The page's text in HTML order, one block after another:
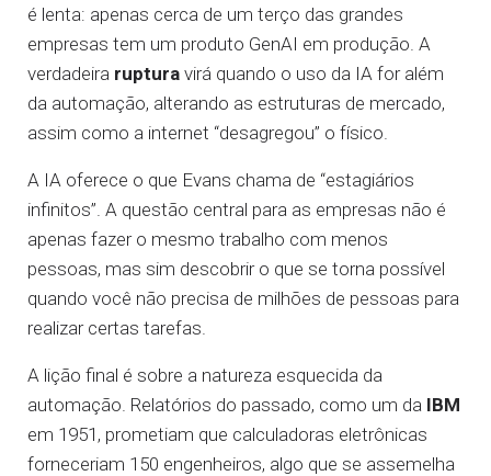
é lenta: apenas cerca de um terço das grandes
empresas tem um produto GenAI em produção. A
verdadeira ruptura virá quando o uso da IA for além
da automação, alterando as estruturas de mercado,
assim como a internet “desagregou” o físico.
A IA oferece o que Evans chama de “estagiários
infinitos”. A questão central para as empresas não é
apenas fazer o mesmo trabalho com menos
pessoas, mas sim descobrir o que se torna possível
quando você não precisa de milhões de pessoas para
realizar certas tarefas.
A lição final é sobre a natureza esquecida da
automação. Relatórios do passado, como um da IBM
em 1951, prometiam que calculadoras eletrônicas
forneceriam 150 engenheiros, algo que se assemelha